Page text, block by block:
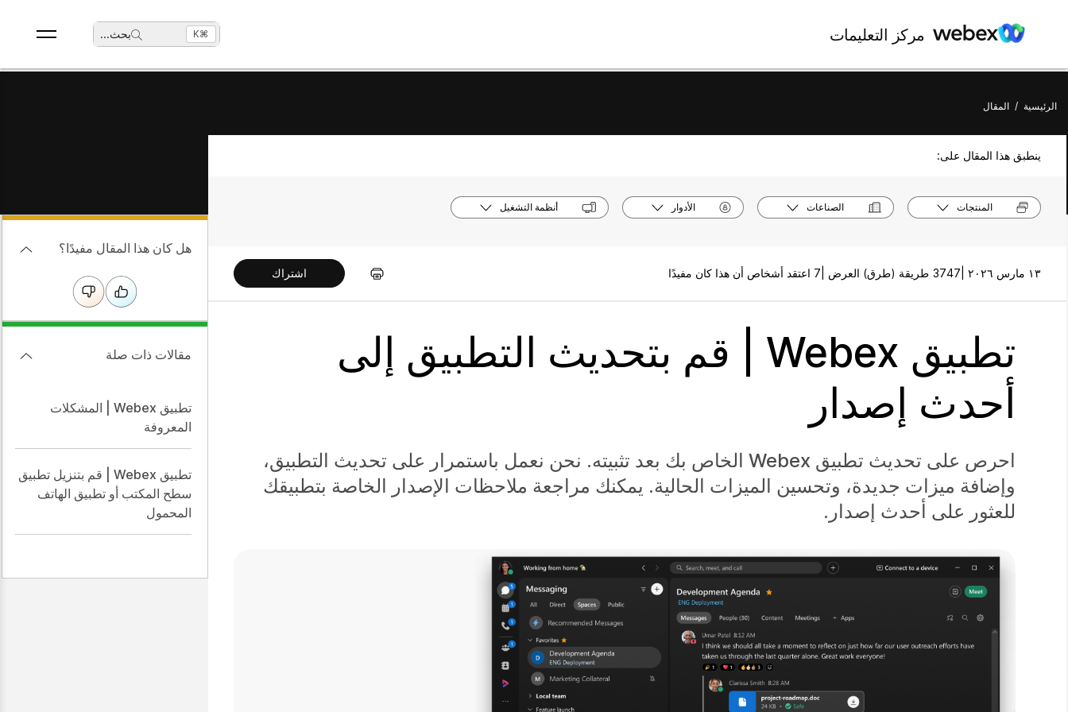
مركز التعليمات بحث... ⌘K
الرئيسية / المقال
ينطبق هذا المقال على:
المنتجات الصناعات الأدوار أنظمة التشغيل
١٣ مارس ٢٠٢٦ | 3747 طريقة (طرق) العرض | 7 اعتقد أشخاص أن هذا كان مفيدًا اشتراك
تطبيق Webex | قم بتحديث التطبيق إلى
أحدث إصدار
احرص على تحديث تطبيق Webex الخاص بك بعد تثبيته. نحن نعمل باستمرار على تحديث التطبيق،
وإضافة ميزات جديدة، وتحسين الميزات الحالية. يمكنك مراجعة ملاحظات الإصدار الخاصة بتطبيقك
للعثور على أحدث إصدار.
هل كان هذا المقال مفيدًا؟
مقالات ذات صلة
تطبيق Webex | المشكلات
المعروفة
تطبيق Webex | قم بتنزيل تطبيق
سطح المكتب أو تطبيق الهاتف
المحمول